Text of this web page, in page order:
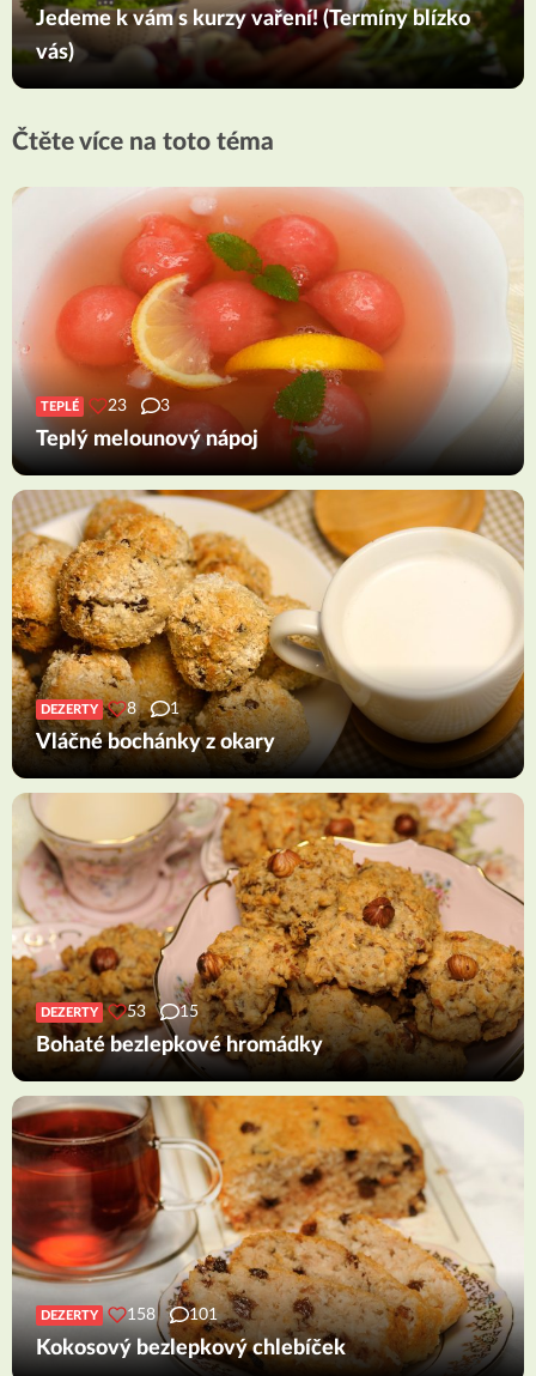
Jedeme k vám s kurzy vaření! (Termíny blízko
vás)
Čtěte více na toto téma
TEPLÉ 23 3
Teplý melounový nápoj
DEZERTY 8 1
Vláčné bochánky z okary
DEZERTY 53 15
Bohaté bezlepkové hromádky
DEZERTY 158 101
Kokosový bezlepkový chlebíček